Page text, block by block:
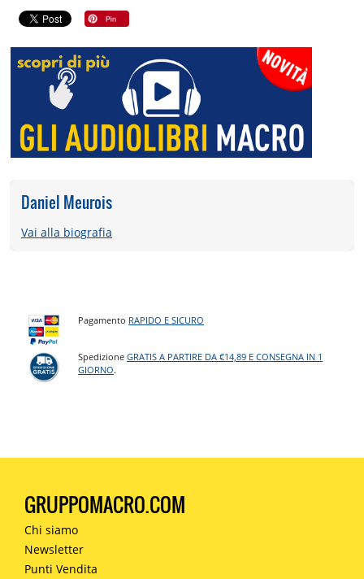
Daniel Meurois
Vai alla biografia
Pagamento RAPIDO E SICURO
SpedizioneGRATIS A PARTIRE DA €14,89 E CONSEGNA IN 1
GIORNO.
GRUPPOMACRO.COM
Chi siamo
Newsletter
Punti Vendita